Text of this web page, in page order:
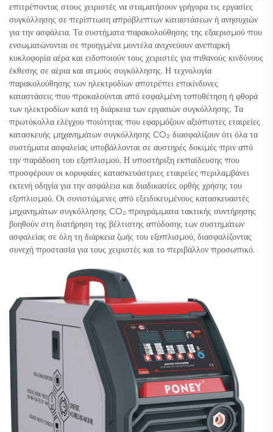
επιτρέποντας στους χειριστές να σταματήσουν γρήγορα τις εργασίες
συγκόλλησης σε περίπτωση απρόβλεπτων καταστάσεων ή ανησυχιών
για την ασφάλεια. Τα συστήματα παρακολούθησης της εξαερισμού που
ενσωματώνονται σε προηγμένα μοντέλα ανιχνεύουν ανεπαρκή
κυκλοφορία αέρα και ειδοποιούν τους χειριστές για πιθανούς κινδύνους
έκθεσης σε αέρια και ατμούς συγκόλλησης. Η τεχνολογία
παρακολούθησης των ηλεκτροδίων αποτρέπει επικίνδυνες
καταστάσεις που προκαλούνται από εσφαλμένη τοποθέτηση ή φθορά
των ηλεκτροδίων κατά τη διάρκεια των εργασιών συγκόλλησης. Τα
πρωτόκολλα ελέγχου ποιότητας που εφαρμόζουν αξιόπιστες εταιρείες
κατασκευής μηχανημάτων συγκόλλησης CO₂ διασφαλίζουν ότι όλα τα
συστήματα ασφαλείας υποβάλλονται σε αυστηρές δοκιμές πριν από
την παράδοση του εξοπλισμού. Η υποστήριξη εκπαίδευσης που
προσφέρουν οι κορυφαίες κατασκευάστριες εταιρείες περιλαμβάνει
εκτενή οδηγία για την ασφάλεια και διαδικασίες ορθής χρήσης του
εξοπλισμού. Οι συνιστώμενες από εξειδικευμένους κατασκευαστές
μηχανημάτων συγκόλλησης CO₂ προγράμματα τακτικής συντήρησης
βοηθούν στη διατήρηση της βέλτιστης απόδοσης των συστημάτων
ασφαλείας σε όλη τη διάρκεια ζωής του εξοπλισμού, διασφαλίζοντας
συνεχή προστασία για τους χειριστές και το περιβάλλον προσωπικό.